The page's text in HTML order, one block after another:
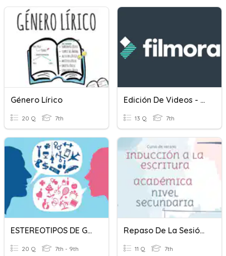
Género Lírico
20 Q 7th
Edición De Videos - Septimo
13 Q 7th
ESTEREOTIPOS DE GÉNERO
20 Q 7th - 9th
Repaso De La Sesión Uno "Escritura Académica".
11 Q 7th